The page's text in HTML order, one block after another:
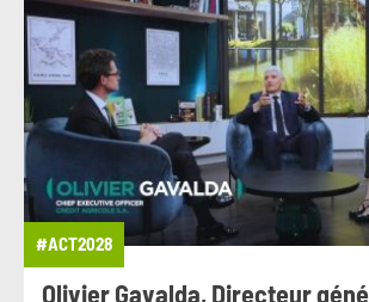
#ACT2028
Olivier Gavalda, Directeur